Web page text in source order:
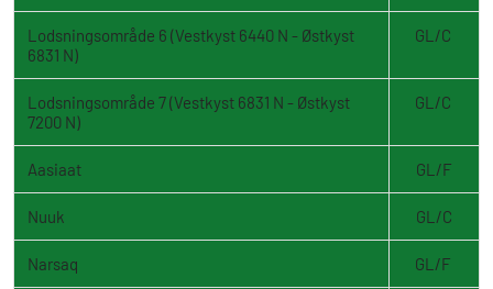
Lodsningsområde 6 (Vestkyst 6440 N - Østkyst
6831 N)
GL/C
Lodsningsområde 7 (Vestkyst 6831 N - Østkyst
7200 N)
GL/C
Aasiaat GL/F
Nuuk GL/C
Narsaq GL/F